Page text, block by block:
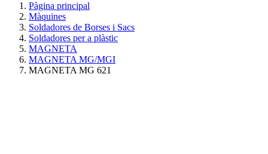
Pàgina principal
Màquines
Soldadores de Borses i Sacs
Soldadores per a plàstic
MAGNETA
MAGNETA MG/MGI
MAGNETA MG 621